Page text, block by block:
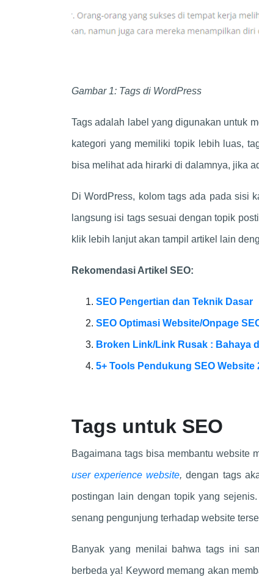
Gambar 1: Tags di WordPress
Tags adalah label yang digunakan untuk
kategori yang memiliki topik lebih luas,
bisa melihat ada hirarki di dalamnya, jika
Di WordPress, kolom tags ada pada sisi
langsung isi tags sesuai dengan topik
klik lebih lanjut akan tampil artikel lain
Rekomendasi Artikel SEO:
SEO Pengertian dan Teknik Dasar
SEO Optimasi Website/Onpage
Broken Link/Link Rusak : Bahaya
5+ Tools Pendukung SEO Website
Tags untuk SEO
Bagaimana tags bisa membantu website
user experience website,dengan tags
postingan lain dengan topik yang
senang pengunjung terhadap website
Banyak yang menilai bahwa tags ini
berbeda ya! Keyword memang akan